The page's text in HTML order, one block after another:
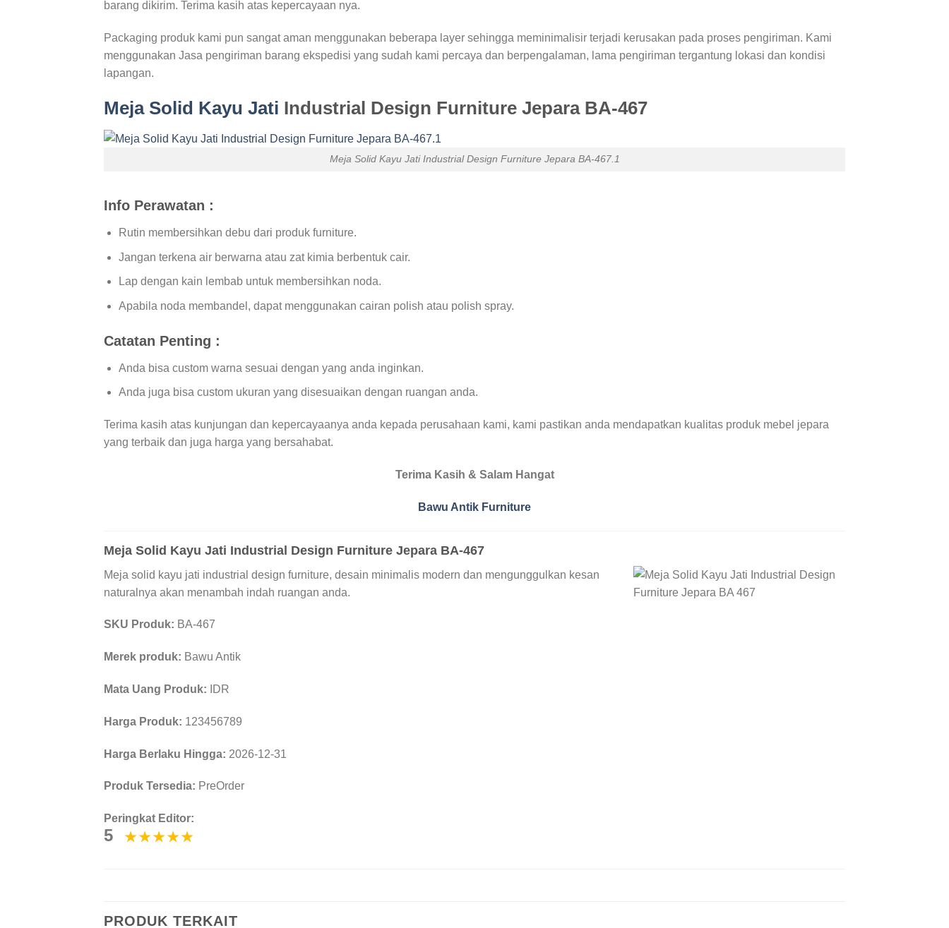
barang dikirim. Terima kasih atas kepercayaan nya.
Packaging produk kami pun sangat aman menggunakan beberapa layer sehingga meminimalisir terjadi kerusakan pada proses pengiriman. Kami
menggunakan Jasa pengiriman barang ekspedisi yang sudah kami percaya dan berpengalaman, lama pengiriman tergantung lokasi dan kondisi
lapangan.
Meja Solid Kayu Jati Industrial Design Furniture Jepara BA-467
Meja Solid Kayu Jati Industrial Design Furniture Jepara BA-467.1
Info Perawatan :
Rutin membersihkan debu dari produk furniture.
Jangan terkena air berwarna atau zat kimia berbentuk cair.
Lap dengan kain lembab untuk membersihkan noda.
Apabila noda membandel, dapat menggunakan cairan polish atau polish spray.
Catatan Penting :
Anda bisa custom warna sesuai dengan yang anda inginkan.
Anda juga bisa custom ukuran yang disesuaikan dengan ruangan anda.
Terima kasih atas kunjungan dan kepercayaanya anda kepada perusahaan kami, kami pastikan anda mendapatkan kualitas produk mebel jepara
yang terbaik dan juga harga yang bersahabat.
Terima Kasih & Salam Hangat
Bawu Antik Furniture
Meja Solid Kayu Jati Industrial Design Furniture Jepara BA-467
Meja solid kayu jati industrial design furniture, desain minimalis modern dan mengunggulkan kesan
naturalnya akan menambah indah ruangan anda.
SKU Produk: BA-467
Merek produk: Bawu Antik
Mata Uang Produk: IDR
Harga Produk: 123456789
Harga Berlaku Hingga: 2026-12-31
Produk Tersedia: PreOrder
Peringkat Editor:
5
PRODUK TERKAIT